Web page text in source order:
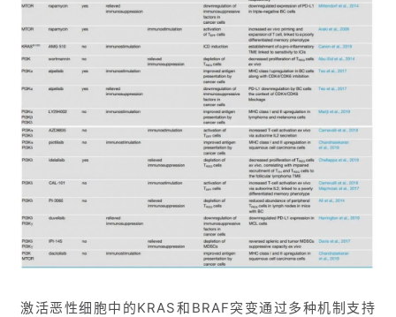
激活恶性细胞中的KRAS和BRAF突变通过多种机制支持